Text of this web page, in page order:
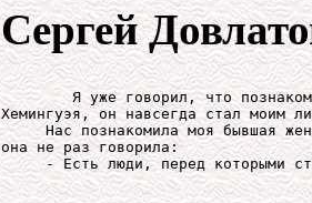
Сергей
	Я уже говорил, что познакомился с Бродским. Вытеснив
Хемингуэя, он навсегда стал моим
Нас познакомила моя бывшая
она не раз говорила:
- Есть люди, перед которыми